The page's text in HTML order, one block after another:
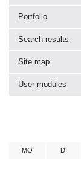
Portfolio
Search results
Site map
User modules
MO DI